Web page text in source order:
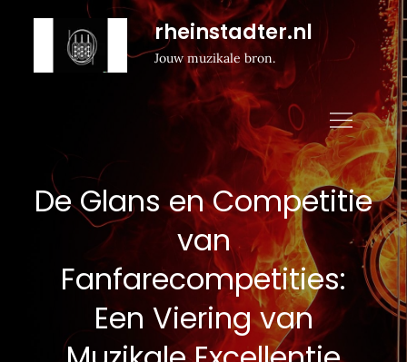
rheinstadter.nl
Jouw muzikale bron.
De Glans en Competitie
van
Fanfarecompetities:
Een Viering van